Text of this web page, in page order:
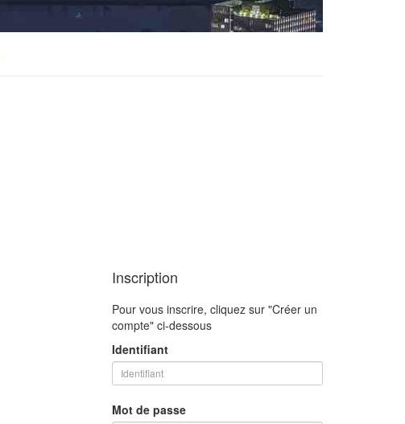
Inscription
Pour vous inscrire, cliquez sur "Créer un
compte" ci-dessous
Identifiant
Mot de passe